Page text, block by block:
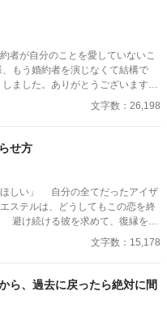
者が自分のことを愛していないこ
いです。 11/14 完結いたしまし
総合8位、恋愛部門4位ありがとう
文字数：26,198
せ方
だったアイザ
ステルは、どうしてもこの恋を終
を得るために、エステルは王城の
と再会できた、そこには見たく
令嬢の終わりと始まりの物語。 ※
ます。
文字数：15,178
ら、過去に戻ったら絶対に間